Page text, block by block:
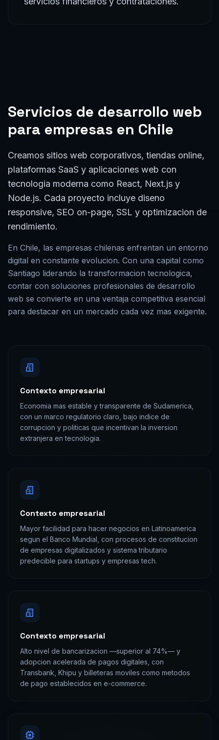
Servicios de desarrollo web
para empresas en Chile
Creamos sitios web corporativos, tiendas online,
plataformas SaaS y aplicaciones web con
tecnologia moderna como React, Next.js y
Node.js. Cada proyecto incluye diseno
responsive, SEO on-page, SSL y optimizacion de
rendimiento.
En Chile, las empresas chilenas enfrentan un entorno
digital en constante evolucion. Con una capital como
Santiago liderando la transformacion tecnologica,
contar con soluciones profesionales de desarrollo
web se convierte en una ventaja competitiva esencial
para destacar en un mercado cada vez mas exigente.
Contexto empresarial
Economia mas estable y transparente de Sudamerica,
con un marco regulatorio claro, bajo indice de
corrupcion y politicas que incentivan la inversion
extranjera en tecnologia.
Contexto empresarial
Mayor facilidad para hacer negocios en Latinoamerica
segun el Banco Mundial, con procesos de constitucion
de empresas digitalizados y sistema tributario
predecible para startups y empresas tech.
Contexto empresarial
Alto nivel de bancarizacion —superior al 74%— y
adopcion acelerada de pagos digitales, con
Transbank, Khipu y billeteras moviles como metodos
de pago establecidos en e-commerce.